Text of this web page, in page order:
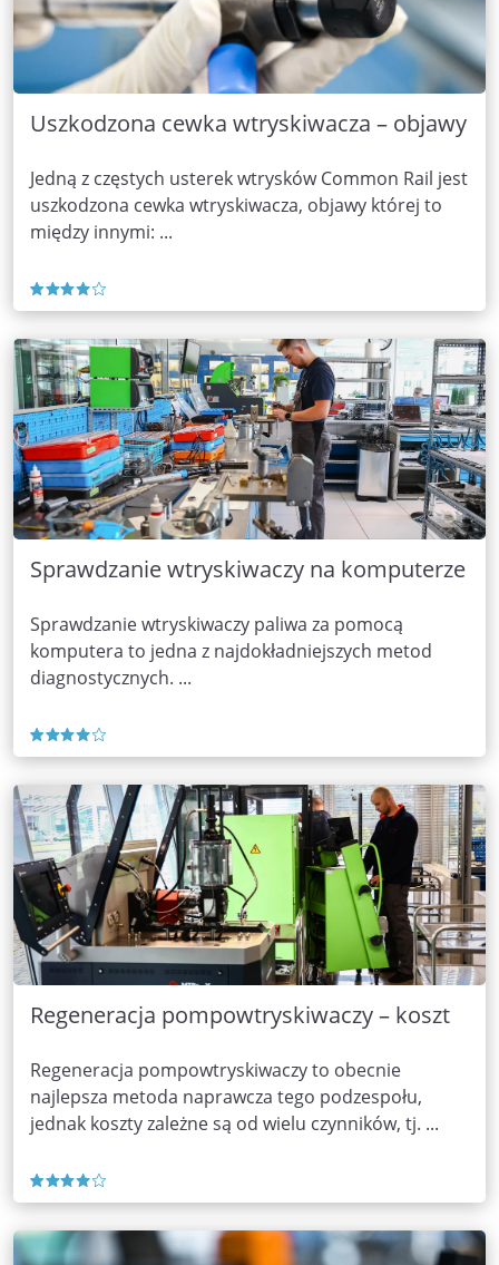
Uszkodzona cewka wtryskiwacza – objawy
Jedną z częstych usterek wtrysków Common Rail jest
uszkodzona cewka wtryskiwacza, objawy której to
między innymi: ...
Sprawdzanie wtryskiwaczy na komputerze
Sprawdzanie wtryskiwaczy paliwa za pomocą
komputera to jedna z najdokładniejszych metod
diagnostycznych. ...
Regeneracja pompowtryskiwaczy – koszt
Regeneracja pompowtryskiwaczy to obecnie
najlepsza metoda naprawcza tego podzespołu,
jednak koszty zależne są od wielu czynników, tj. ...